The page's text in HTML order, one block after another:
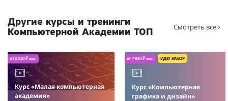
Другие курсы и тренинги
Компьютерной Академии ТОП
Смотреть все
от 5 220 ₽ /мес.
Курс «Малая компьютерная
академия»
от 7 830 ₽ /мес. ИДЕТ НАБОР
Курс «Компьютерная
графика и дизайн»